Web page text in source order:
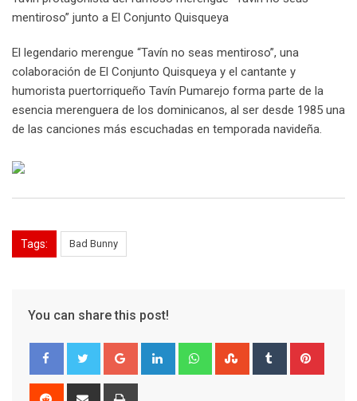
mentiroso” junto a El Conjunto Quisqueya
El legendario merengue “Tavín no seas mentiroso”, una
colaboración de El Conjunto Quisqueya y el cantante y
humorista puertorriqueño Tavín Pumarejo forma parte de la
esencia merenguera de los dominicanos, al ser desde 1985 una
de las canciones más escuchadas en temporada navideña.
Tags: Bad Bunny
You can share this post!
Google+ LinkedIn WhatsappStumbleUpon
Tumblr
Reddit
Share